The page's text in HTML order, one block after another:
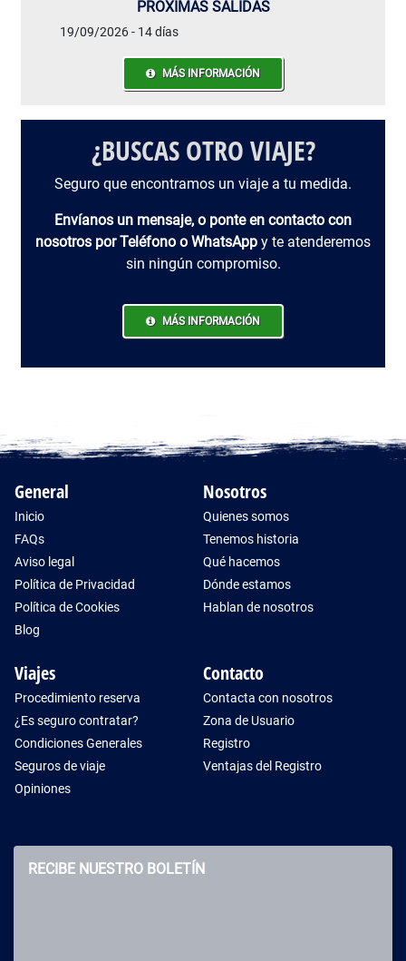
PRÓXIMAS SALIDAS
19/09/2026 - 14 días
MÁS INFORMACIÓN
¿BUSCAS OTRO VIAJE?
Seguro que encontramos un viaje a tu medida.
Envíanos un mensaje, o ponte en contacto con
nosotros por Teléfono o WhatsApp y te atenderemos
sin ningún compromiso.
MÁS INFORMACIÓN
General
Inicio
FAQs
Aviso legal
Política de Privacidad
Política de Cookies
Blog
Nosotros
Quienes somos
Tenemos historia
Qué hacemos
Dónde estamos
Hablan de nosotros
Viajes
Procedimiento reserva
¿Es seguro contratar?
Condiciones Generales
Seguros de viaje
Opiniones
Contacto
Contacta con nosotros
Zona de Usuario
Registro
Ventajas del Registro
RECIBE NUESTRO BOLETÍN